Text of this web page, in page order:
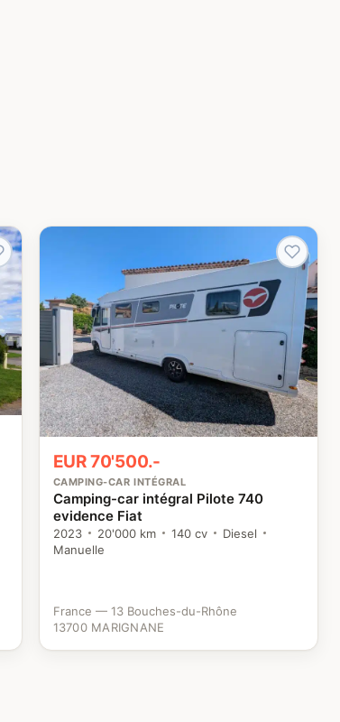
EUR 70'500.-
CAMPING-CAR INTÉGRAL
Camping-car intégral Pilote 740
evidence Fiat
2023 20'000 km 140 cv
Diesel
Manuelle
France — 13 Bouches-du-Rhône
13700 MARIGNANE